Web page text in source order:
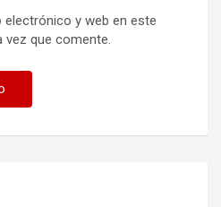
electrónico y web en este
vez que comente.